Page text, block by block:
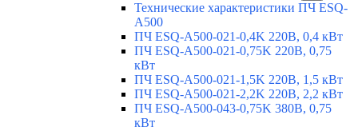
Технические характеристики ПЧ ESQ-
A500
ПЧ ESQ-A500-021-0,4K 220В, 0,4 кВт
ПЧ ESQ-A500-021-0,75K 220В, 0,75
кВт
ПЧ ESQ-A500-021-1,5K 220В, 1,5 кВт
ПЧ ESQ-A500-021-2,2K 220В, 2,2 кВт
ПЧ ESQ-A500-043-0,75K 380В, 0,75
кВт